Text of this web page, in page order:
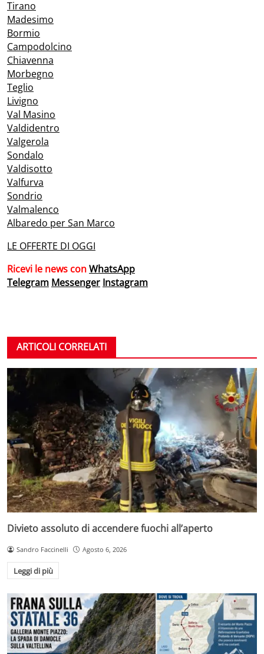
Tirano
Madesimo
Bormio
Campodolcino
Chiavenna
Morbegno
Teglio
Livigno
Val Masino
Valdidentro
Valgerola
Sondalo
Valdisotto
Valfurva
Sondrio
Valmalenco
Albaredo per San Marco
LE OFFERTE DI OGGI
Ricevi le news conWhatsApp
Telegram Messenger Instagram
ARTICOLI CORRELATI
Divieto assoluto di accendere fuochi all’aperto
Sandro Faccinelli Agosto 6, 2026
Leggi di più